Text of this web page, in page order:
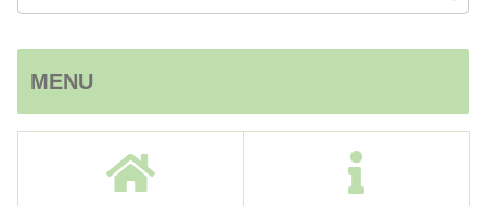
MENU